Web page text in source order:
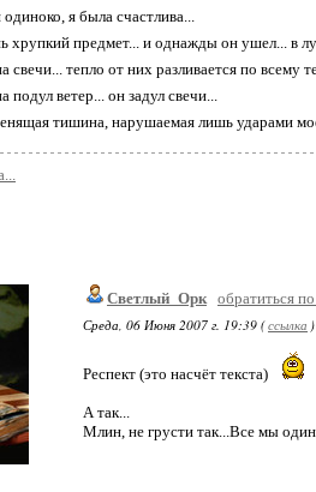
одиноко, я была счастлива...
хрупкий предмет... и однажды он ушел... в
свечи... тепло от них разливается по
подул ветер... он задул свечи...
тишина, нарушаемая лишь ударами
Светлый_Орк обратиться
Среда, 06 Июня 2007 г. 19:39 (ссылка )
Респект (это насчёт текста)
А так...
Млин, не грусти так...Все мы